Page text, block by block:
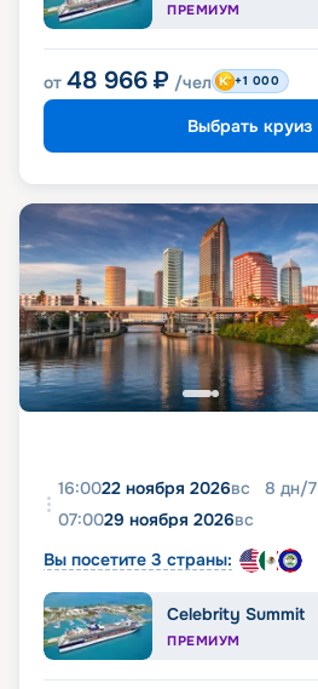
ПРЕМИУМ
от 48 966 ₽ /чел +1 000
Выбрать круиз
16:0022 ноября 2026вс 8 дн/7
07:0029 ноября 2026вс
Вы посетите 3 страны:
Celebrity Summit
ПРЕМИУМ